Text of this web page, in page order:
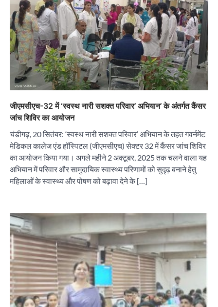
जीएमसीएच-32 में ‘स्वस्थ नारी सशक्त परिवार’ अभियान’ के अंतर्गत कैंसर
जांच शिविर का आयोजन
चंडीगढ़, 20 सितंबर: ‘स्वस्थ नारी सशक्त परिवार’ अभियान के तहत गवर्नमेंट
मेडिकल कालेज एंड हॉस्पिटल (जीएमसीएच) सेक्टर 32 में कैंसर जांच शिविर
का आयोजन किया गया। अगले महीने 2 अक्टूबर, 2025 तक चलने वाला यह
अभियान में परिवार और सामुदायिक स्वास्थ्य परिणामों को सुदृढ़ बनाने हेतु
महिलाओं के स्वास्थ्य और पोषण को बढ़ावा देने के […]